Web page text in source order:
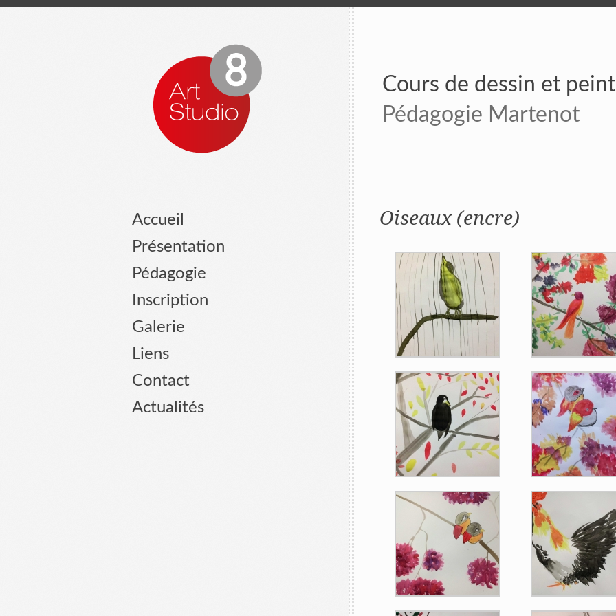
Cours de dessin et
Pédagogie Martenot
Oiseaux (encre)
Accueil
Présentation
Pédagogie
Inscription
Galerie
Liens
Contact
Actualités